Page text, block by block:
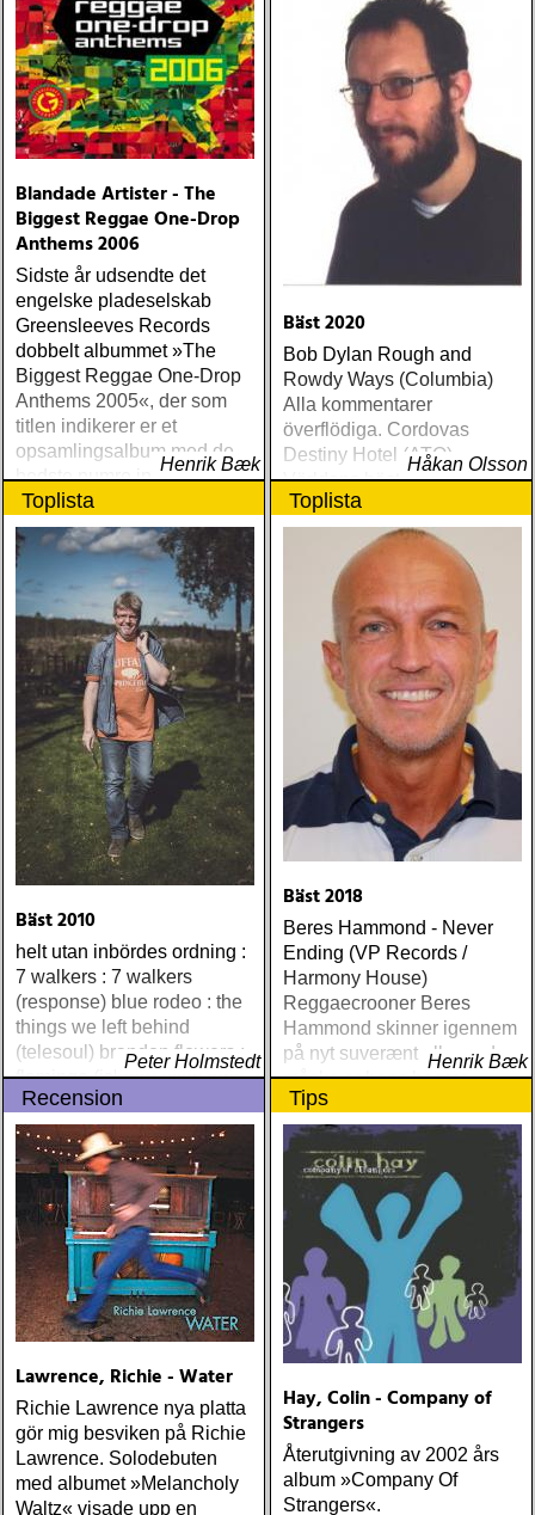
Blandade Artister - The
Biggest Reggae One-Drop
Anthems 2006
Sidste år udsendte det
engelske pladeselskab
Greensleeves Records
dobbelt albummet »The
Biggest Reggae One-Drop
Anthems 2005«, der som
titlen indikerer er et
opsamlingsalbum med de
bedste numre indenfor den
populære reggaestil kaldet
one-drop
Henrik Bæk
Bäst 2020
Bob Dylan Rough and
Rowdy Ways (Columbia)
Alla kommentarer
överflödiga. Cordovas
Destiny Hotel (ATO)
Världens bästa liveband
visar nu klassen även på
skiva
Håkan Olsson
Toplista
Bäst 2010
helt utan inbördes ordning :
7 walkers : 7 walkers
(response) blue rodeo : the
things we left behind
(telesoul) brandon flowers :
flamingo (island) elton john
& leon russell : the union
(mercury) justin currie : the
great war (ryko)
meadowland : harbours
(oaks of mamre) rumer :
seasons of my soul
(atlantic) rob thompson :
dust (angel air) roky
erickson w/okkervil river :
true love cast out all evil
dreamhouse (seedling)
Peter Holmstedt
Toplista
Bäst 2018
Beres Hammond - Never
Ending (VP Records /
Harmony House)
Reggaecrooner Beres
Hammond skinner igennem
på nyt suverænt album, der
måske er hans bedste
gennem tiderne
Henrik Bæk
Recension
Lawrence, Richie - Water
Richie Lawrence nya platta
gör mig besviken på Richie
Lawrence. Solodebuten
med albumet »Melancholy
Waltz« visade upp en
Tips
Hay, Colin - Company of
Strangers
Återutgivning av 2002 års
album »Company Of
Strangers«.